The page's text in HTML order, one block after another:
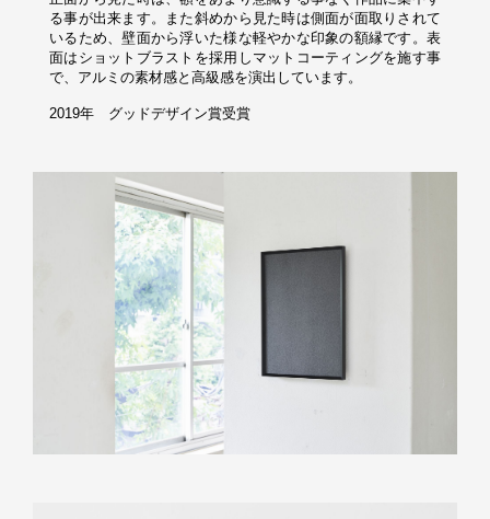
る事が出来ます。また斜めから見た時は側面が面取りされて
いるため、壁面から浮いた様な軽やかな印象の額縁です。表
面はショットブラストを採用しマットコーティングを施す事
で、アルミの素材感と高級感を演出しています。
2019年　グッドデザイン賞受賞